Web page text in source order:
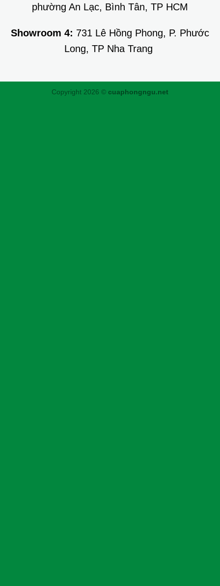
phường An Lạc, Bình Tân, TP HCM
Showroom 4: 731 Lê Hồng Phong, P. Phước
Long, TP Nha Trang
Copyright 2026 © cuaphongngu.net